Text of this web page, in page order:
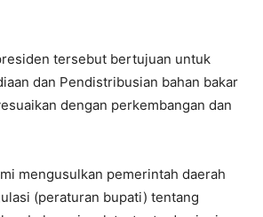
tersebut bertujuan untuk
dan Pendistribusian bahan bakar
dengan perkembangan dan
mengusulkan pemerintah daerah
(peraturan bupati) tentang